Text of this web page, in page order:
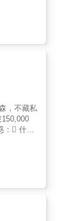
學到這
甚至打
解你的
書，你將
用英雄
善銷售
個金牌
》會幫助
你把人生
，不藏私
： 什麼
量密
望提供
人驚嘆
讀完之
 打造